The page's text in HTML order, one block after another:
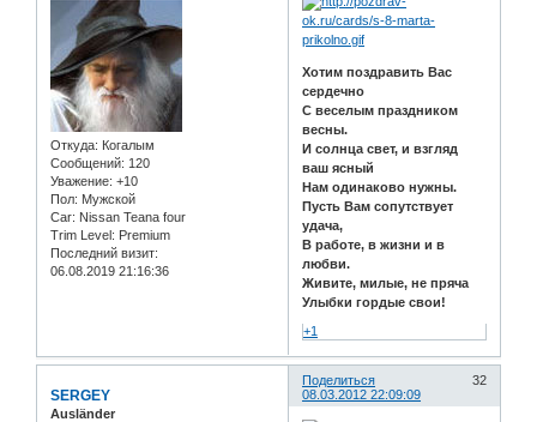
Откуда: Когалым
Сообщений: 120
Уважение: +10
Пол: Мужской
Car: Nissan Teana four
Trim Level: Premium
Последний визит:
06.08.2019 21:16:36
Хотим поздравить Вас
сердечно
С веселым праздником
весны.
И солнца свет, и взгляд
ваш ясный
Нам одинаково нужны.
Пусть Вам сопутствует
удача,
В работе, в жизни и в
любви.
Живите, милые, не пряча
Улыбки гордые свои!
+1
Поделиться
32
08.03.2012 22:09:09
SERGEY
Ausländer